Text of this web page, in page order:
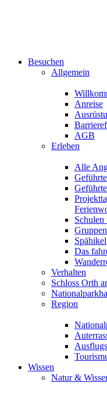
Besuchen
Allgemein
Anreise
AGB
Erleben
Alle
Schulen
Gruppen
Spähikel
Das
Verhalten
Schloss Orth
Region
Wissen
Natur &